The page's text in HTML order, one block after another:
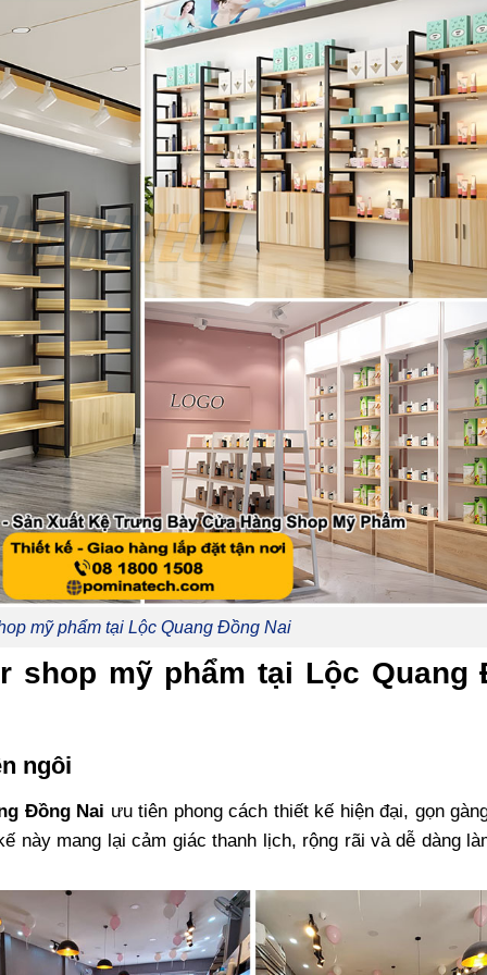
mỹ phẩm tại Lộc Quang Đồng Nai
shop mỹ phẩm tại Lộc Quang
ngôi
Đồng Nai ưu tiên phong cách thiết kế hiện đại, gọn
này mang lại cảm giác thanh lịch, rộng rãi và dễ dàng